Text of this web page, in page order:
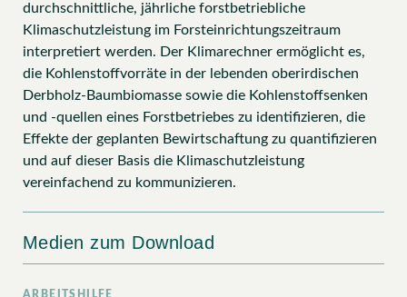
durchschnittliche, jährliche forstbetriebliche
Klimaschutzleistung im Forsteinrichtungszeitraum
interpretiert werden. Der Klimarechner ermöglicht es,
die Kohlenstoffvorräte in der lebenden oberirdischen
Derbholz-Baumbiomasse sowie die Kohlenstoffsenken
und -quellen eines Forstbetriebes zu identifizieren, die
Effekte der geplanten Bewirtschaftung zu quantifizieren
und auf dieser Basis die Klimaschutzleistung
vereinfachend zu kommunizieren.
Medien zum Download
ARBEITSHILFE